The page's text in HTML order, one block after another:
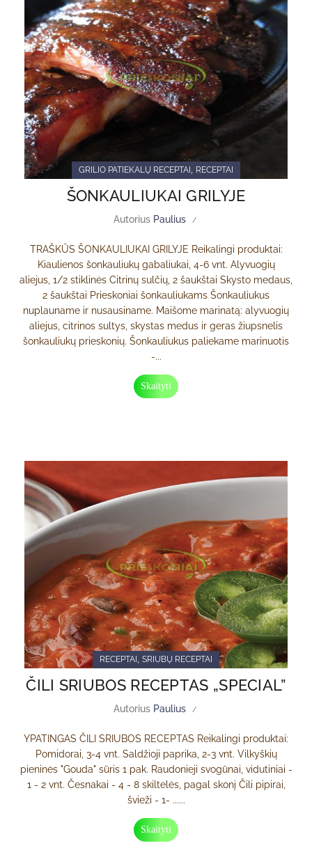
GRILIO PATIEKALŲ RECEPTAI RECEPTAI
ŠONKAULIUKAI GRILYJE
Autorius Paulius
TRAŠKŪS ŠONKAULIUKAI GRILYJE Reikalingi produktai:
Kiaulienos šonkauliukų gabaliukai, 4-6 vnt. Alyvuogių
aliejus, 1/2 stiklinės Citrinų sulčių, 2 šaukštai Skysto medaus,
2 šaukštai Prieskoniai šonkauliukams Šonkauliukus
nuplauname ir nusausiname. Maišome marinatą: alyvuogių
aliejus, citrinos sultys, skystas medus ir geras žiupsnelis
šonkauliukų prieskonių. Šonkauliukus paliekame marinuotis
-...
Skaityti
RECEPTAI SRIUBŲ RECEPTAI
ČILI SRIUBOS RECEPTAS „SPECIAL”
Autorius Paulius
YPATINGAS ČILI SRIUBOS RECEPTAS Reikalingi produktai:
Pomidorai, 3-4 vnt. Saldžioji paprika, 2-3 vnt. Vilkyškių
pieninės "Gouda" sūris 1 pak. Raudonieji svogūnai, vidutiniai -
1 - 2 vnt. Česnakai - 4 - 8 skiltelės, pagal skonį Čili pipirai,
švieži - 1- ......
Skaityti